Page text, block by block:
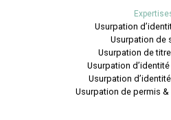
Usurpation
Usurpation de
Usurpation de
Usurpation
Usurpation
Usurpation de permis